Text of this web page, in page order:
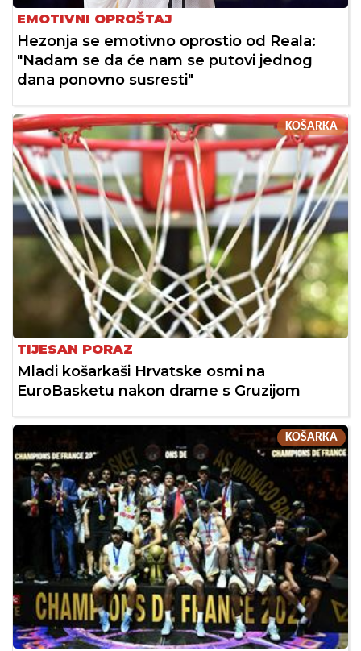
EMOTIVNI OPROŠTAJ
Hezonja se emotivno oprostio od Reala:
"Nadam se da će nam se putovi jednog
dana ponovno susresti"
KOŠARKA
TIJESAN PORAZ
Mladi košarkaši Hrvatske osmi na
EuroBasketu nakon drame s Gruzijom
KOŠARKA